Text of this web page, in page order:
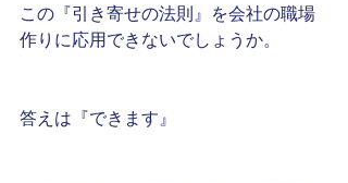
この『引き寄せの法則』を会社の職場
作りに応用できないでしょうか。
答えは『できます』